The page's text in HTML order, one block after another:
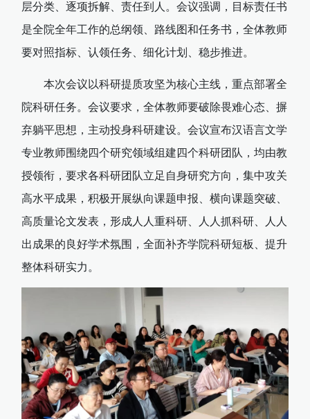
层分类、逐项拆解、责任到人。会议强调，目标责任书
是全院全年工作的总纲领、路线图和任务书，全体教师
要对照指标、认领任务、细化计划、稳步推进。
本次会议以科研提质攻坚为核心主线，重点部署全
院科研任务。会议要求，全体教师要破除畏难心态、摒
弃躺平思想，主动投身科研建设。会议宣布汉语言文学
专业教师围绕四个研究领域组建四个科研团队，均由教
授领衔，要求各科研团队立足自身研究方向，集中攻关
高水平成果，积极开展纵向课题申报、横向课题突破、
高质量论文发表，形成人人重科研、人人抓科研、人人
出成果的良好学术氛围，全面补齐学院科研短板、提升
整体科研实力。